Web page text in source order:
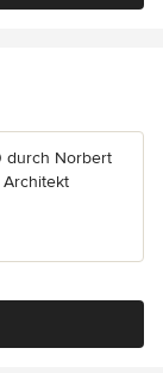
durch Norbert